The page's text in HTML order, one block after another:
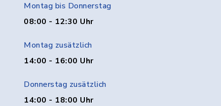
Montag bis Donnerstag
08:00 - 12:30 Uhr
Montag zusätzlich
14:00 - 16:00 Uhr
Donnerstag zusätzlich
14:00 - 18:00 Uhr